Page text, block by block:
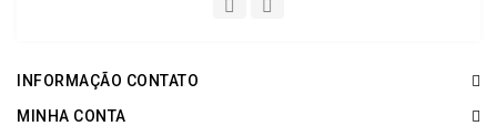
INFORMAÇÃO CONTATO
MINHA CONTA